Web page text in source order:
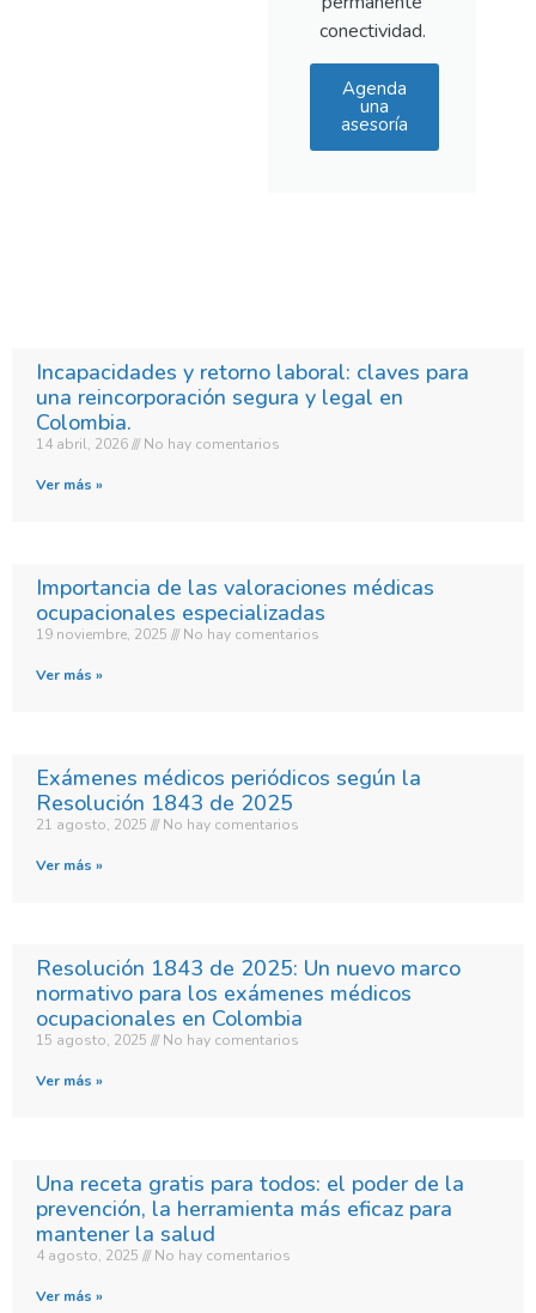
conectividad.
Agenda
una
asesoría
Incapacidades y retorno laboral: claves para
una reincorporación segura y legal en
Colombia.​
14 abril, 2026 No hay comentarios
Ver más »
Importancia de las valoraciones médicas
ocupacionales especializadas
19 noviembre, 2025 No hay comentarios
Ver más »
Exámenes médicos periódicos según la
Resolución 1843 de 2025
21 agosto, 2025 No hay comentarios
Ver más »
Resolución 1843 de 2025: Un nuevo marco
normativo para los exámenes médicos
ocupacionales en Colombia
15 agosto, 2025 No hay comentarios
Ver más »
Una receta gratis para todos: el poder de la
prevención, la herramienta más eficaz para
mantener la salud
4 agosto, 2025 No hay comentarios
Ver más »